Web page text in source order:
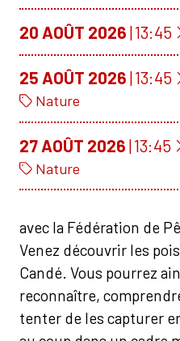
20 AOÛT 2026 13:45
25 AOÛT 2026 13:45
Nature
27 AOÛT 2026 13:45
Nature
avec la Fédération de
Venez découvrir les
Candé. Vous pourrez
reconnaître,
tenter de les capturer